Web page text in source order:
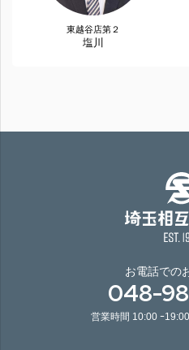
東越谷店第２
塩川
お電話での
048-
営業時間 10:00 ｰ